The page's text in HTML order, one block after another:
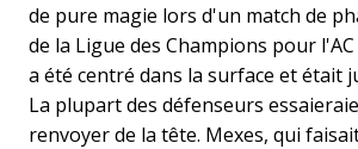
de pure magie lors d'un match de
de la Ligue des Champions pour
a été centré dans la surface et était
La plupart des défenseurs
renvoyer de la tête. Mexes, qui